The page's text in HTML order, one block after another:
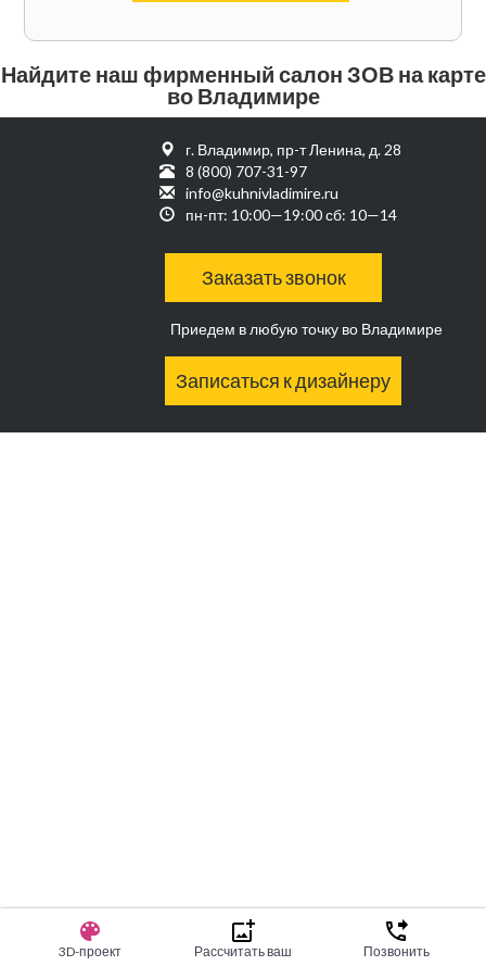
3D-проект Рассчитать ваш Позвонить
Найдите наш фирменный салон ЗОВ на карте
во Владимире
г. Владимир, пр-т Ленина, д. 28
8 (800) 707-31-97
info@kuhnivladimire.ru
пн-пт: 10:00—19:00 сб: 10—14
Заказать звонок
Приедем в любую точку во Владимире
Записаться к дизайнеру
ООО «ЗОВ МЕБЕЛЬ ОПТ»
на правах рекламы
СООО «ЗОВ-ЛенЕВРОМЕБЕЛЬ»